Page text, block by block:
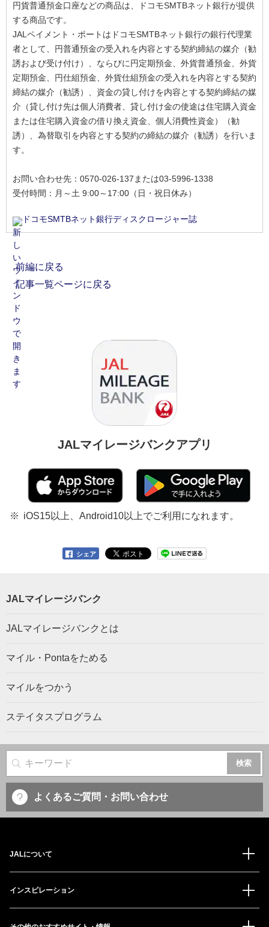
円貨普通預金口座などの商品は、ドコモSMTBネット銀行が提供
する商品です。
JALペイメント・ポートはドコモSMTBネット銀行の銀行代理業
者として、円普通預金の受入れを内容とする契約締結の媒介（勧
誘および受け付け）、ならびに円定期預金、外貨普通預金、外貨
定期預金、円仕組預金、外貨仕組預金の受入れを内容とする契約
締結の媒介（勧誘）、資金の貸し付けを内容とする契約締結の媒
介（貸し付け先は個人消費者、貸し付け金の使途は住宅購入資金
または住宅購入資金の借り換え資金、個人消費性資金）（勧
誘）、為替取引を内容とする契約の締結の媒介（勧誘）を行いま
す。
お問い合わせ先：0570-026-137または03-5996-1338
受付時間：月～土 9:00～17:00（日・祝日休み）
ドコモSMTBネット銀行ディスクロージャー誌
前編に戻る
記事一覧ページに戻る
JALマイレージバンクアプリ
iOS15以上、Android10以上でご利用になれます。
シェア
JALマイレージバンク
JALマイレージバンクとは
マイル・Pontaをためる
マイルをつかう
ステイタスプログラム
サイト内検索
よくあるご質問・お問い合わせ
JALについて
インスピレーション